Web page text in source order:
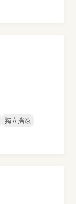
獨立搖滾